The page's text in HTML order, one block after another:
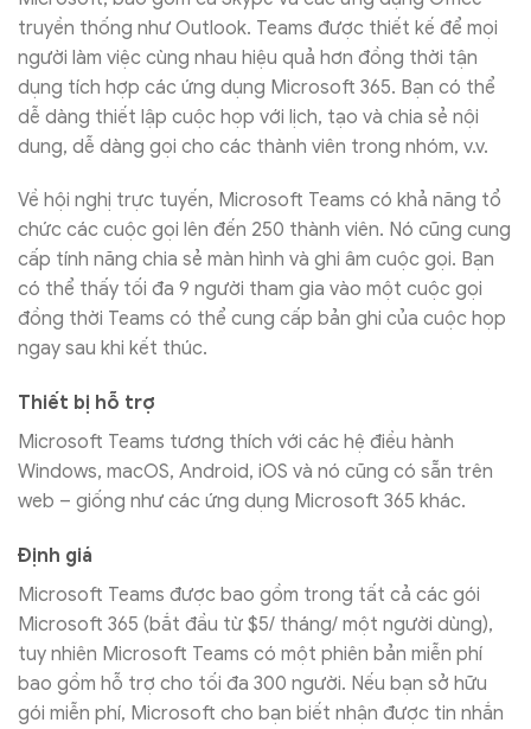
truyền thống như Outlook. Teams được thiết kế để mọi
người làm việc cùng nhau hiệu quả hơn đồng thời tận
dụng tích hợp các ứng dụng Microsoft 365. Bạn có thể
dễ dàng thiết lập cuộc họp với lịch, tạo và chia sẻ nội
dung, dễ dàng gọi cho các thành viên trong nhóm, v.v.
Về hội nghị trực tuyến, Microsoft Teams có khả năng tổ
chức các cuộc gọi lên đến 250 thành viên. Nó cũng cung
cấp tính năng chia sẻ màn hình và ghi âm cuộc gọi. Bạn
có thể thấy tối đa 9 người tham gia vào một cuộc gọi
đồng thời Teams có thể cung cấp bản ghi của cuộc họp
ngay sau khi kết thúc.
Thiết bị hỗ trợ
Microsoft Teams tương thích với các hệ điều hành
Windows, macOS, Android, iOS và nó cũng có sẵn trên
web – giống như các ứng dụng Microsoft 365 khác.
Định giá
Microsoft Teams được bao gồm trong tất cả các gói
Microsoft 365 (bắt đầu từ $5/ tháng/ một người dùng),
tuy nhiên Microsoft Teams có một phiên bản miễn phí
bao gồm hỗ trợ cho tối đa 300 người. Nếu bạn sở hữu
gói miễn phí, Microsoft cho bạn biết nhận được tin nhắn